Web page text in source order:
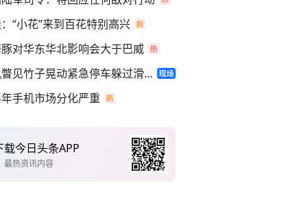
“小花”来到百花特别高兴
对华东华北影响会大于巴威
司机瞥见竹子晃动紧急停车躲过滑坡
手机市场分化严重
载今日头条APP
最热资讯内容